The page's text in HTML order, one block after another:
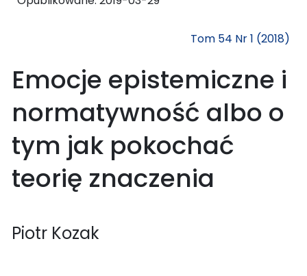
Tom 54 Nr 1 (2018)
Emocje epistemiczne i
normatywność albo o
tym jak pokochać
teorię znaczenia
Piotr Kozak